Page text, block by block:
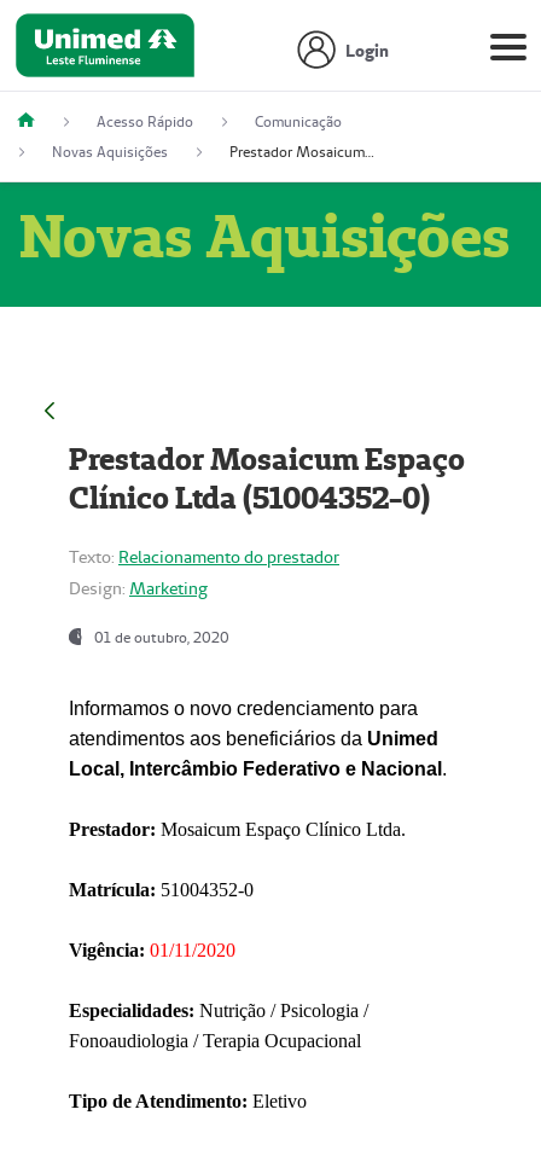
Login
Acesso Rápido
Comunicação
Novas Aquisições
Prestador Mosaicum Espaço Clínico Ltda (51004352-0)
Novas Aquisições
Prestador Mosaicum Espaço
Clínico Ltda (51004352-0)
Texto: Relacionamento do prestador
Design: Marketing
01 de outubro, 2020
Informamos o novo credenciamento para
atendimentos aos beneficiários da Unimed
Local, Intercâmbio Federativo e Nacional .
Prestador: Mosaicum Espaço Clínico Ltda.
Matrícula: 51004352-0
Vigência: 01/11/2020
Especialidades: Nutrição / Psicologia /
Fonoaudiologia / Terapia Ocupacional
Tipo de Atendimento: Eletivo